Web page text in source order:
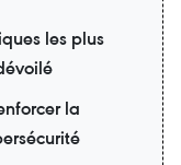
les plus
la